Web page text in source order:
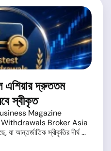
দ্রুততম
স্বীকৃত
Magazine
Withdrawals Broker Asia
যা আন্তর্জাতিক স্বীকৃতির দীর্ঘ ...